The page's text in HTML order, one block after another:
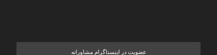
عضویت در اینستاگرام مشاورانه